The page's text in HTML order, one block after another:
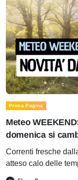
Prima Pagina
Meteo
domenica si
Correnti fresche
atteso calo delle